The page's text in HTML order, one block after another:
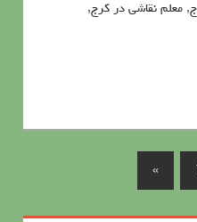
معلم نقاشی در کرج,
»